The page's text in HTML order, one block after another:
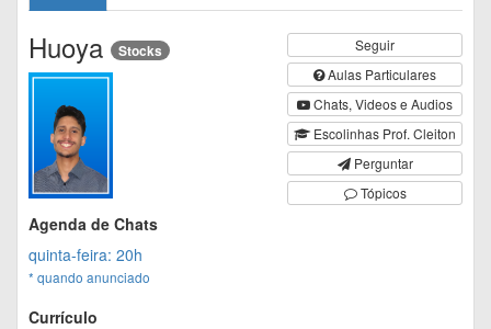
Seguir
Aulas Particulares
Chats, Videos e Audios
Escolinhas Prof. Cleiton
Perguntar
Tópicos
Huoya Stocks
Agenda de Chats
quinta-feira: 20h
* quando anunciado
Currículo